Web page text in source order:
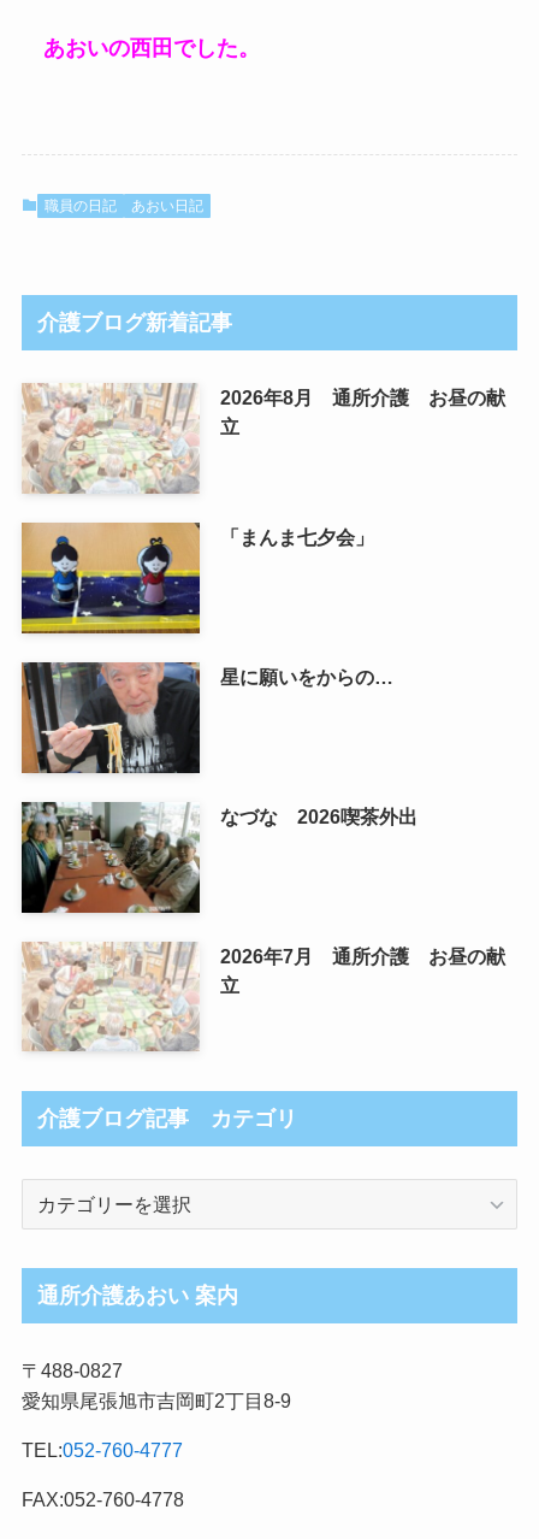
あおいの西田でした。
職員の日記 あおい日記
介護ブログ新着記事
2026年8月 通所介護 お昼の献
立
「まんま七夕会」
星に願いをからの…
なづな 2026喫茶外出
2026年7月 通所介護 お昼の献
立
介護ブログ記事 カテゴリ
ロ
グ
事
カ
ゴ
リ
通所介護あおい 案内
〒488-0827
愛知県尾張旭市吉岡町2丁目8-9
TEL:052-760-4777
FAX:052-760-4778